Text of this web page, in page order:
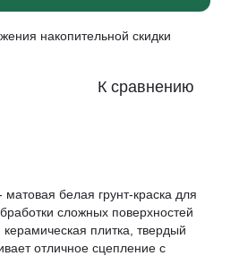
накопительной скидки
К сравнению
матовая белая грунт-краска для
сложных поверхностей
плитка, твердый
отличное сцепление с